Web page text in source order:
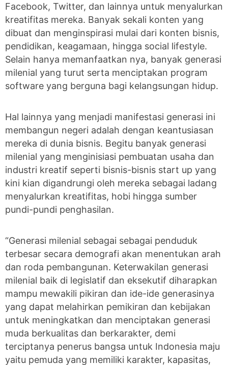
Facebook, Twitter, dan lainnya untuk menyalurkan
kreatifitas mereka. Banyak sekali konten yang
dibuat dan menginspirasi mulai dari konten bisnis,
pendidikan, keagamaan, hingga social lifestyle.
Selain hanya memanfaatkan nya, banyak generasi
milenial yang turut serta menciptakan program
software yang berguna bagi kelangsungan hidup.
Hal lainnya yang menjadi manifestasi generasi ini
membangun negeri adalah dengan keantusiasan
mereka di dunia bisnis. Begitu banyak generasi
milenial yang menginisiasi pembuatan usaha dan
industri kreatif seperti bisnis-bisnis start up yang
kini kian digandrungi oleh mereka sebagai ladang
menyalurkan kreatifitas, hobi hingga sumber
pundi-pundi penghasilan.
“Generasi milenial sebagai sebagai penduduk
terbesar secara demografi akan menentukan arah
dan roda pembangunan. Keterwakilan generasi
milenial baik di legislatif dan eksekutif diharapkan
mampu mewakili pikiran dan ide-ide generasinya
yang dapat melahirkan pemikiran dan kebijakan
untuk meningkatkan dan menciptakan generasi
muda berkualitas dan berkarakter, demi
terciptanya penerus bangsa untuk Indonesia maju
yaitu pemuda yang memiliki karakter, kapasitas,